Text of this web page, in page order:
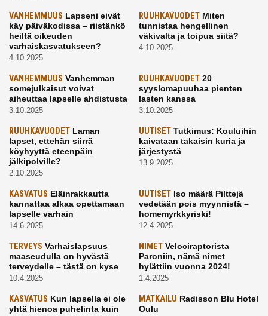
VANHEMMUUS Lapseni eivät
käy päiväkodissa – riistänkö
heiltä oikeuden
varhaiskasvatukseen?
4.10.2025
RUUHKAVUODETMiten
tunnistaa hengellinen
väkivalta ja toipua siitä?
4.10.2025
VANHEMMUUS Vanhemman
somejulkaisut voivat
aiheuttaa lapselle ahdistusta
3.10.2025
RUUHKAVUODET20
syyslomapuuhaa pienten
lasten kanssa
3.10.2025
RUUHKAVUODET Laman
lapset, ettehän siirrä
köyhyyttä eteenpäin
jälkipolville?
2.10.2025
UUTISETTutkimus: Kouluihin
kaivataan takaisin kuria ja
järjestystä
13.9.2025
KASVATUS Eläinrakkautta
kannattaa alkaa opettamaan
lapselle varhain
14.6.2025
UUTISETIso määrä Pilttejä
vedetään pois myynnistä –
homemyrkkyriski!
12.4.2025
TERVEYS Varhaislapsuus
maaseudulla on hyvästä
terveydelle – tästä on kyse
10.4.2025
NIMETVelociraptorista
Paroniin, nämä nimet
hylättiin vuonna 2024!
1.4.2025
KASVATUS Kun lapsella ei ole
yhtä hienoa puhelinta kuin
MATKAILU Radisson Blu Hotel
Oulu